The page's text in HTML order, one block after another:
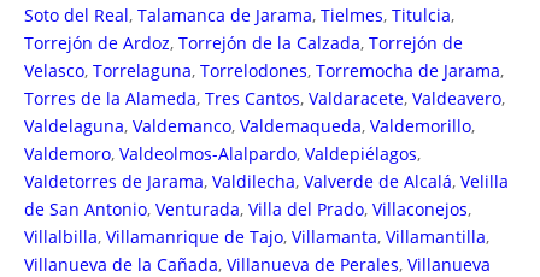
Soto del Real, Talamanca de Jarama, Tielmes, Titulcia,
Torrejón de Ardoz, Torrejón de la Calzada, Torrejón de
Velasco, Torrelaguna, Torrelodones, Torremocha de Jarama,
Torres de la Alameda, Tres Cantos, Valdaracete, Valdeavero,
Valdelaguna, Valdemanco, Valdemaqueda, Valdemorillo,
Valdemoro, Valdeolmos-Alalpardo, Valdepiélagos,
Valdetorres de Jarama, Valdilecha, Valverde de Alcalá, Velilla
de San Antonio, Venturada, Villa del Prado, Villaconejos,
Villalbilla, Villamanrique de Tajo, Villamanta, Villamantilla,
Villanueva de la Cañada, Villanueva de Perales, Villanueva